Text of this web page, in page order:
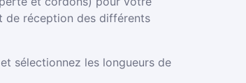
de réception des différents
sélectionnez les longueurs de